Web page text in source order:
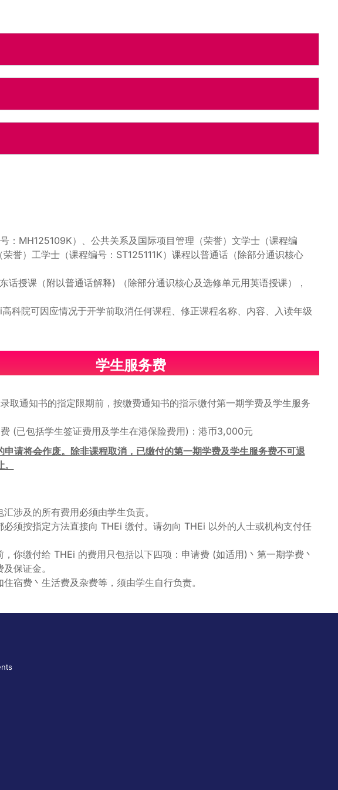
：MH125109K）、公共关系及国际项目管理（荣誉）文学士（课程编
誉）工学士（课程编号：ST125111K）课程以普通话（除部分通识核心
授课（附以普通话解释) （除部分通识核心及选修单元用英语授课），
院可因应情况于开学前取消任何课程、修正课程名称、内容、入读年级
学生服务费
取通知书的指定限期前，按缴费通知书的指示缴付第一期学费及学生服务
(已包括学生签证费用及学生在港保险费用)：港币3,000元
申请将会作废。除非课程取消，已缴付的第一期学费及学生服务费不可退
涉及的所有费用必须由学生负责。
必须按指定方法直接向 THEi 缴付。请勿向 THEi 以外的人士或机构支付任
，你缴付给 THEi 的费用只包括以下四项：申请费 (如适用)丶第一期学费丶
保证金。
住宿费丶生活费及杂费等，须由学生自行负责。